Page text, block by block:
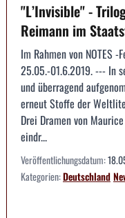
"L’Invisible" -
Reimann im
Im Rahmen von NOTES
25.05.-01.6.2019. --- In
und überragend
erneut Stoffe der
Drei Dramen von
eindr...
Veröffentlichungsdatum:
Kategorien:Deutschland